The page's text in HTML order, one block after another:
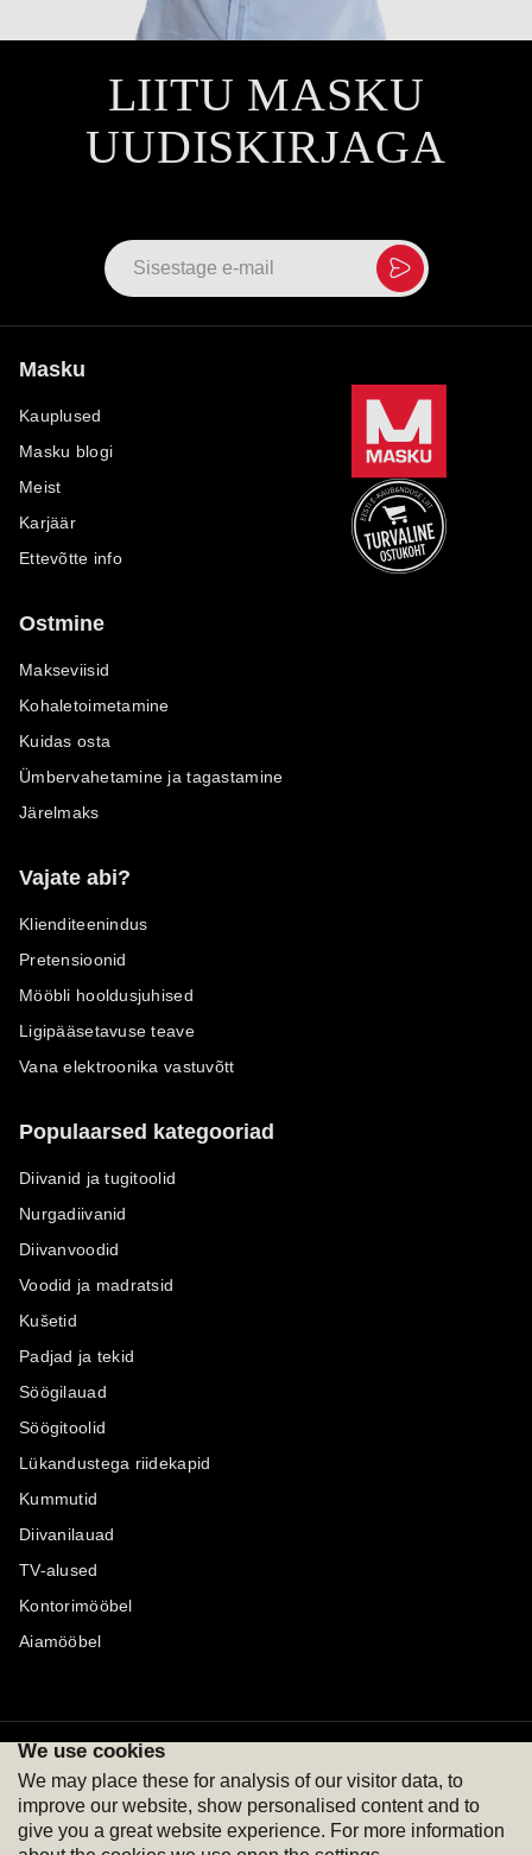
LIITU MASKU
UUDISKIRJAGA
Masku
Kauplused
Masku blogi
Meist
Karjäär
Ettevõtte info
Ostmine
Makseviisid
Kohaletoimetamine
Kuidas osta
Ümbervahetamine ja tagastamine
Järelmaks
Vajate abi?
Klienditeenindus
Pretensioonid
Mööbli hooldusjuhised
Ligipääsetavuse teave
Vana elektroonika vastuvõtt
Populaarsed kategooriad
Diivanid ja tugitoolid
Nurgadiivanid
Diivanvoodid
Voodid ja madratsid
Kušetid
Padjad ja tekid
Söögilauad
Söögitoolid
Lükandustega riidekapid
Kummutid
Diivanilauad
TV-alused
Kontorimööbel
Aiamööbel
Maksevõimalused
We use cookies
We may place these for analysis of our visitor data, to
improve our website, show personalised content and to
give you a great website experience. For more information